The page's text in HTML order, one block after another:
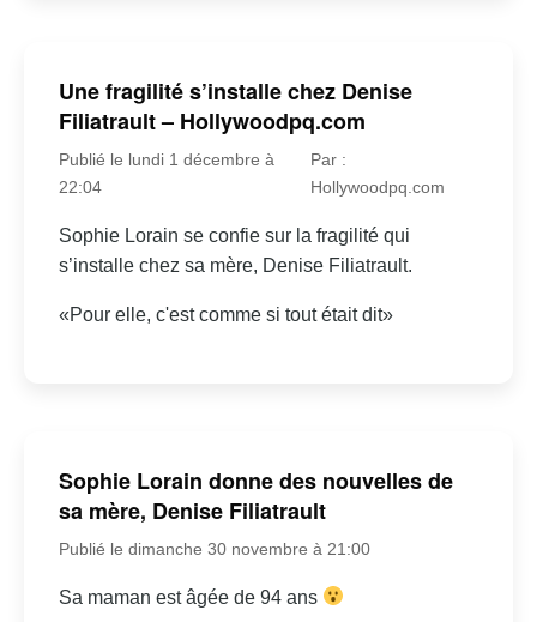
Une fragilité s’installe chez Denise
Filiatrault – Hollywoodpq.com
Publié le lundi 1 décembre à
22:04
Par :
Hollywoodpq.com
Sophie Lorain se confie sur la fragilité qui
s’installe chez sa mère, Denise Filiatrault.
«Pour elle, c'est comme si tout était dit»
Sophie Lorain donne des nouvelles de
sa mère, Denise Filiatrault
Publié le dimanche 30 novembre à 21:00
Sa maman est âgée de 94 ans